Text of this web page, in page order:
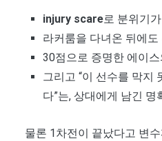
injury scare로 분위기
라커룸을 다녀온 뒤에
30점으로 증명한 에이스
그리고 “이 선수를 막지
다”는, 상대에게 남긴 명
물론 1차전이 끝났다고 변